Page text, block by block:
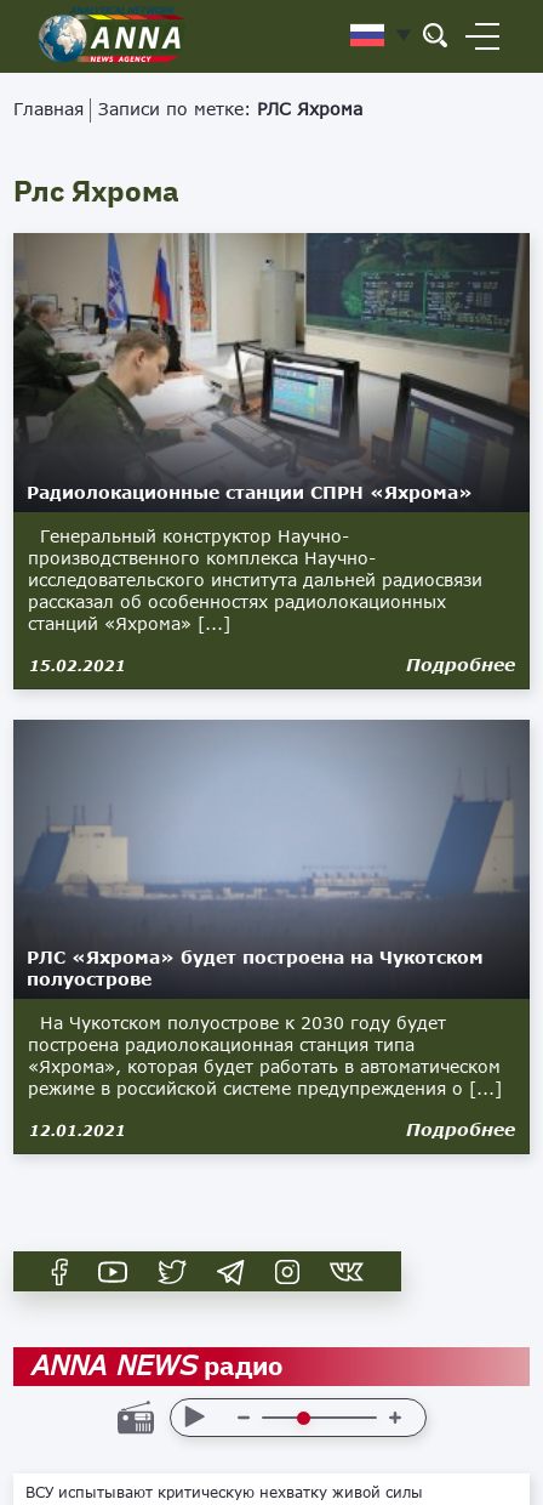
Главная Записи по метке: РЛС Яхрома
Рлс Яхрома
Радиолокационные станции СПРН «Яхрома»
Генеральный конструктор Научно-
производственного комплекса Научно-
исследовательского института дальней радиосвязи
рассказал об особенностях радиолокационных
станций «Яхрома» [...]
15.02.2021 Подробнее
РЛС «Яхрома» будет построена на Чукотском
полуострове
На Чукотском полуострове к 2030 году будет
построена радиолокационная станция типа
«Яхрома», которая будет работать в автоматическом
режиме в российской системе предупреждения о [...]
12.01.2021 Подробнее
ANNA NEWSрадио
ВСУ испытывают критическую нехватку живой силы